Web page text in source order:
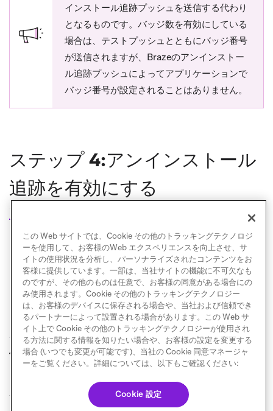
インストール追跡プッシュを送信する代わり
となるものです。バッジ数を有効にしている
場合は、テストプッシュとともにバッジ番号
が送信されますが、Brazeのアンインストー
ル追跡プッシュによってアプリケーションで
バッジ番号が設定されることはありません。
ステップ 4:アンインストール
追跡を有効にする
アンインストール追跡を有効にする
手順に従ってくだ
前へ 位置情報の追跡 次へ
iOS SDKのトラッキ
ングを無効にする
© Braze. All Rights Reserved Privacy Policy
この Web サイトでは、Cookie その他のトラッキングテクノロジ
ーを使用して、お客様のWeb エクスペリエンスを向上させ、サ
イトの使用状況を分析し、パーソナライズされたコンテンツをお
客様に提供しています。一部は、当社サイトの機能に不可欠なも
のですが、その他のものは任意で、お客様の同意がある場合にの
み使用されます。Cookie その他のトラッキングテクノロジー
は、お客様のデバイスに保存される場合や、当社および信頼でき
るパートナーによって設置される場合があります。この Web サ
イト上で Cookie その他のトラッキングテクノロジーが使用され
る方法に関する情報を知りたい場合や、お客様の設定を変更する
場合 (いつでも変更が可能です)、当社の Cookie 同意マネージャ
ーをご覧ください。詳細については、以下もご確認ください:
Cookie 設定